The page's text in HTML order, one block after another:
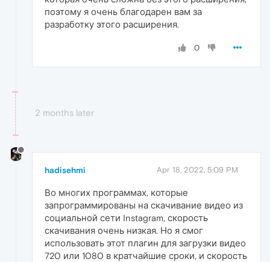
поэтому я очень благодарен вам за
разработку этого расширения.
0
2 months later
hadisehmi Apr 18, 2022, 5:09 PM
Во многих программах, которые
запрограммированы на скачивание видео из
социальной сети Instagram, скорость
скачивания очень низкая. Но я смог
использовать этот плагин для загрузки видео
720 или 1080 в кратчайшие сроки, и скорость